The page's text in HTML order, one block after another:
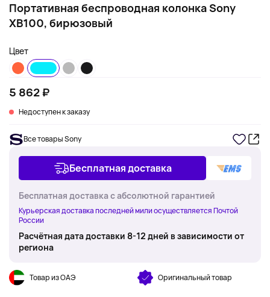
Портативная беспроводная колонка Sony
XB100, бирюзовый
Цвет
5 862 ₽
Недоступен к заказу
Все товары Sony
Бесплатная доставка
Бесплатная доставка с абсолютной гарантией
Курьерская доставка последней мили осуществляется Почтой
России
Расчётная дата доставки 8-12 дней в зависимости от
региона
Товар из ОАЭ Оригинальный товар